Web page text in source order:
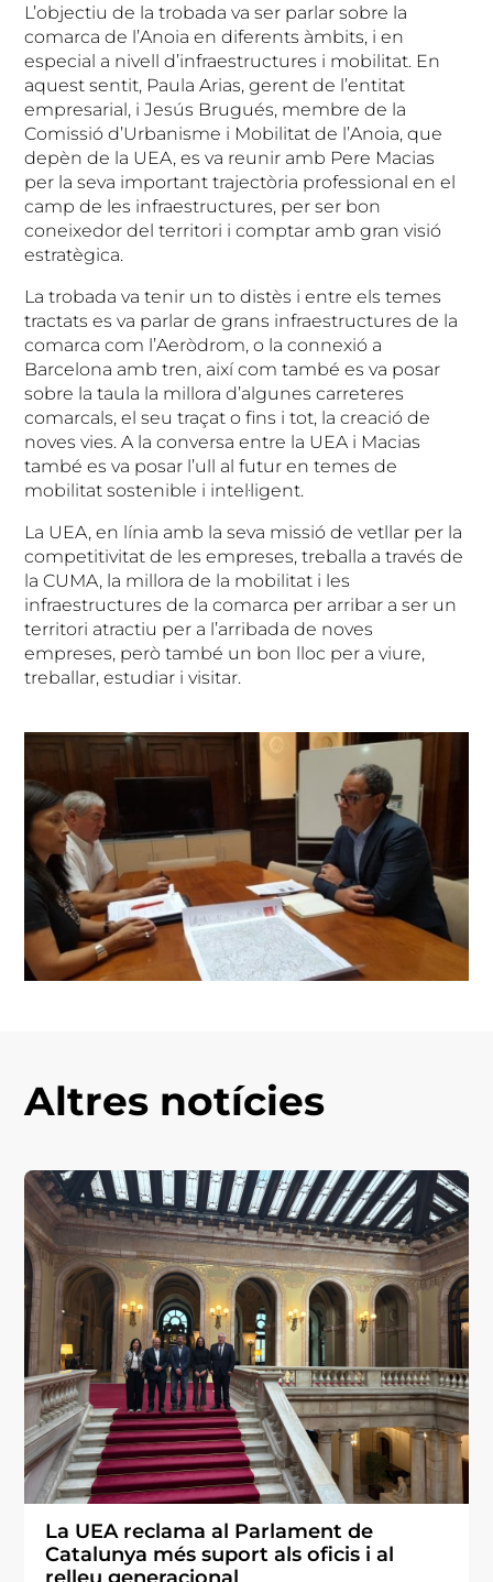
L’objectiu de la trobada va ser parlar sobre la
comarca de l’Anoia en diferents àmbits, i en
especial a nivell d’infraestructures i mobilitat. En
aquest sentit, Paula Arias, gerent de l’entitat
empresarial, i Jesús Brugués, membre de la
Comissió d’Urbanisme i Mobilitat de l’Anoia, que
depèn de la UEA, es va reunir amb Pere Macias
per la seva important trajectòria professional en el
camp de les infraestructures, per ser bon
coneixedor del territori i comptar amb gran visió
estratègica.
La trobada va tenir un to distès i entre els temes
tractats es va parlar de grans infraestructures de la
comarca com l’Aeròdrom, o la connexió a
Barcelona amb tren, així com també es va posar
sobre la taula la millora d’algunes carreteres
comarcals, el seu traçat o fins i tot, la creació de
noves vies. A la conversa entre la UEA i Macias
també es va posar l’ull al futur en temes de
mobilitat sostenible i intel·ligent.
La UEA, en línia amb la seva missió de vetllar per la
competitivitat de les empreses, treballa a través de
la CUMA, la millora de la mobilitat i les
infraestructures de la comarca per arribar a ser un
territori atractiu per a l’arribada de noves
empreses, però també un bon lloc per a viure,
treballar, estudiar i visitar.
Altres notícies
La UEA reclama al Parlament de
Catalunya més suport als oficis i al